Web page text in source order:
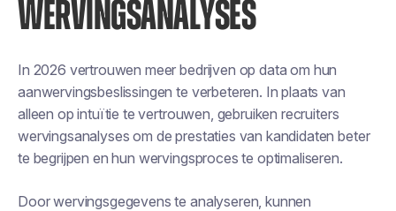
WERVINGSANALYSES
In 2026 vertrouwen meer bedrijven op data om hun
aanwervingsbeslissingen te verbeteren. In plaats van
alleen op intuïtie te vertrouwen, gebruiken recruiters
wervingsanalyses om de prestaties van kandidaten beter
te begrijpen en hun wervingsproces te optimaliseren.
Door wervingsgegevens te analyseren, kunnen